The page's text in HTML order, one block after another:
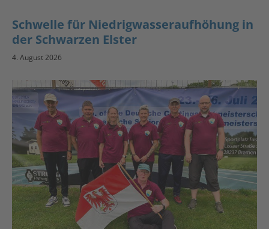
Schwelle für Niedrigwasseraufhöhung in
der Schwarzen Elster
4. August 2026